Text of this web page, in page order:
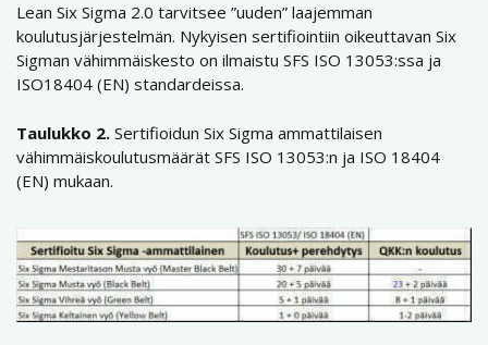
Lean Six Sigma 2.0 tarvitsee ”uuden” laajemman
koulutusjärjestelmän. Nykyisen sertifiointiin oikeuttavan Six
Sigman vähimmäiskesto on ilmaistu SFS ISO 13053:ssa ja
ISO18404 (EN) standardeissa.
Taulukko 2. Sertifioidun Six Sigma ammattilaisen
vähimmäiskoulutusmäärät SFS ISO 13053:n ja ISO 18404
(EN) mukaan.